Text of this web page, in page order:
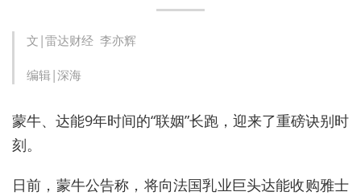
文|雷达财经 李亦辉
编辑|深海
​蒙牛、达能9年时间的“联姻”长跑，迎来了重磅诀别时
刻。
日前，蒙牛公告称，将向法国乳业巨头达能收购雅士